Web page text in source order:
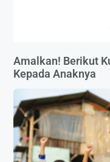
Amalkan! Berikut
Kepada Anaknya